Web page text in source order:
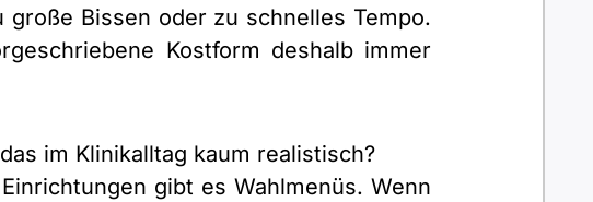
Bissen oder zu schnelles Tempo.
Kostform deshalb immer
im Klinikalltag kaum realistisch?
gibt es Wahlmenüs. Wenn